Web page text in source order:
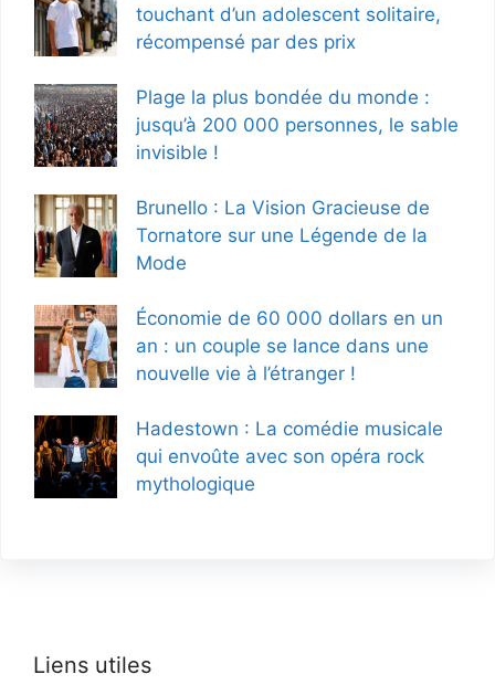
touchant d’un adolescent solitaire,
récompensé par des prix
Plage la plus bondée du monde :
jusqu’à 200 000 personnes, le sable
invisible !
Brunello : La Vision Gracieuse de
Tornatore sur une Légende de la
Mode
Économie de 60 000 dollars en un
an : un couple se lance dans une
nouvelle vie à l’étranger !
Hadestown : La comédie musicale
qui envoûte avec son opéra rock
mythologique
Liens utiles